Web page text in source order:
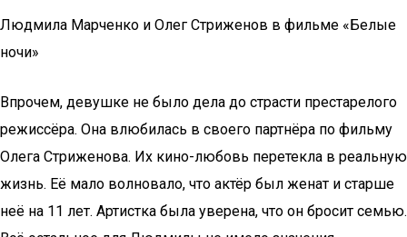
Людмила Марченко и Олег Стриженов в фильме «Белые
ночи»
Впрочем, девушке не было дела до страсти престарелого
режиссёра. Она влюбилась в своего партнёра по фильму
Олега Стриженова. Их кино-любовь перетекла в реальную
жизнь. Её мало волновало, что актёр был женат и старше
неё на 11 лет. Артистка была уверена, что он бросит семью.